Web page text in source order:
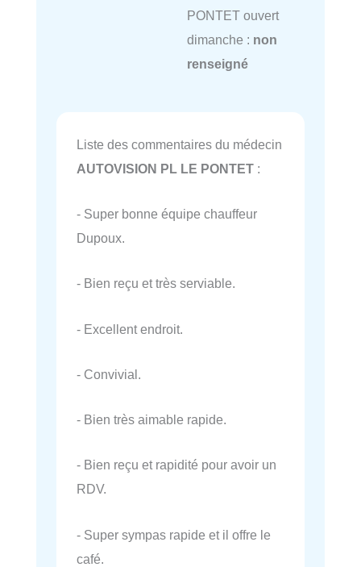
PONTET ouvert
dimanche : non
renseigné
Liste des commentaires du médecin
AUTOVISION PL LE PONTET :
- Super bonne équipe chauffeur
Dupoux.
- Bien reçu et très serviable.
- Excellent endroit.
- Convivial.
- Bien très aimable rapide.
- Bien reçu et rapidité pour avoir un
RDV.
- Super sympas rapide et il offre le
café.